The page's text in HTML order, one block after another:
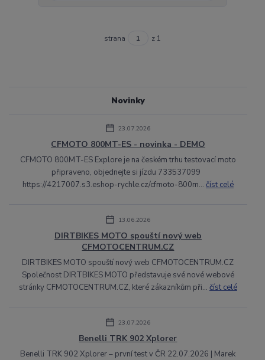
strana z 1
Novinky
23.07.2026
CFMOTO 800MT-ES - novinka - DEMO
CFMOTO 800MT-ES Explore je na českém trhu testovací moto
připraveno, objednejte si jízdu 733537099
https://4217007.s3.eshop-rychle.cz/cfmoto-800m... číst celé
13.06.2026
DIRTBIKES MOTO spouští nový web
CFMOTOCENTRUM.CZ
DIRTBIKES MOTO spouští nový web CFMOTOCENTRUM.CZ
Společnost DIRTBIKES MOTO představuje své nové webové
stránky CFMOTOCENTRUM.CZ, které zákazníkům při... číst celé
23.07.2026
Benelli TRK 902 Xplorer
Benelli TRK 902 Xplorer – první test v ČR 22.07.2026 | Marek